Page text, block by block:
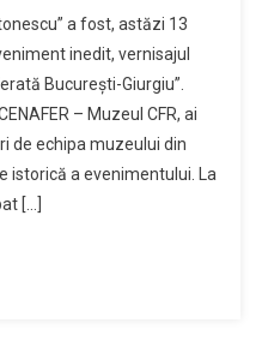
De
Ani
De
Cale
Ferata
BUCUREȘTI-
a fost, astăzi 13
inedit, vernisajul
București-Giurgiu”.
– Muzeul CFR, ai
de echipa muzeului din
istorică a evenimentului. La
[…]